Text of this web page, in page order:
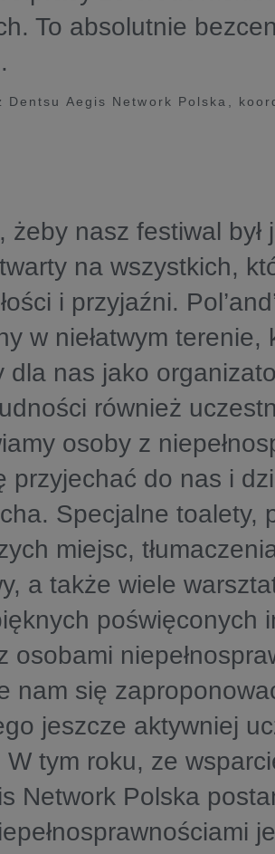
To absolutnie
Dentsu Aegis Network Polska,
żeby nasz festiwal był
na wszystkich,
i przyjaźni.
w niełatwym terenie,
dla nas jako
również
osoby z
przyjechać do nas i
Specjalne toalety,
miejsc,
a także wiele
poświęconych
osobami
nam się
jeszcze aktywniej
W tym roku, ze
Network Polska